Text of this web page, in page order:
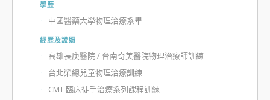
學歷
中國醫藥大學物理治療系畢
經歷及證照
高雄長庚醫院 / 台南奇美醫院物理治療師訓練
台北榮總兒童物理治療訓練
CMT 臨床徒手治療系列課程訓練